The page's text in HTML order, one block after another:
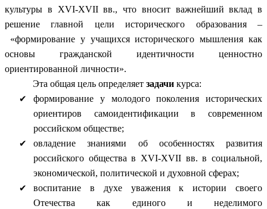
культуры в XVI-XVII вв., что вносит важнейший вклад в
решение главной цели исторического образования –
«формирование у учащихся исторического мышления как
основы гражданской идентичности ценностно
ориентированной личности».
Эта общая цель определяетзадачикурса:
формирование у молодого поколения исторических
ориентиров самоидентификации в современном
российском обществе;
овладение знаниями об особенностях развития
российского общества в XVI-XVII вв. в социальной,
экономической, политической и духовной сферах;
воспитание в духе уважения к истории своего
Отечества как единого и неделимого